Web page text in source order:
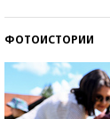
ФОТОИСТОРИИ